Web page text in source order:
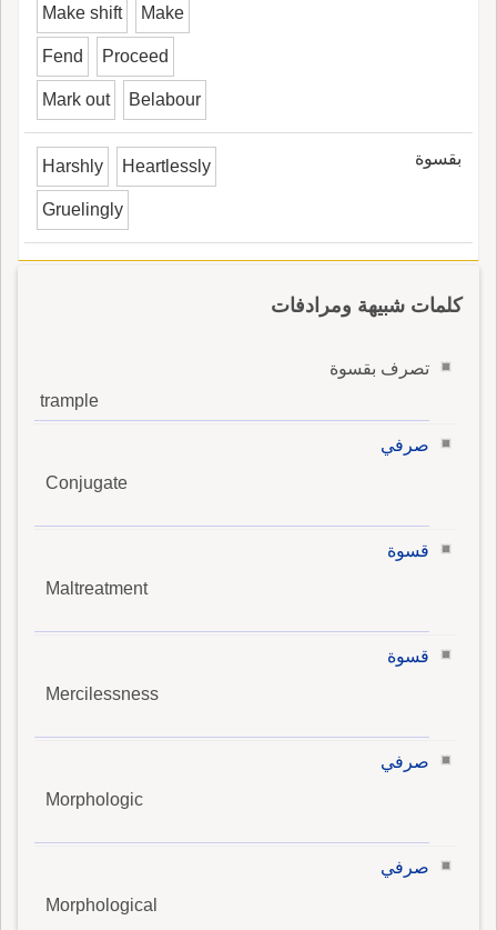
Make shift Make
Fend Proceed
Mark out Belabour
بقسوة Harshly Heartlessly
Gruelingly
كلمات شبيهة ومرادفات
تصرف بقسوة
trample
صرفي
Conjugate
قسوة
Maltreatment
قسوة
Mercilessness
صرفي
Morphologic
صرفي
Morphological